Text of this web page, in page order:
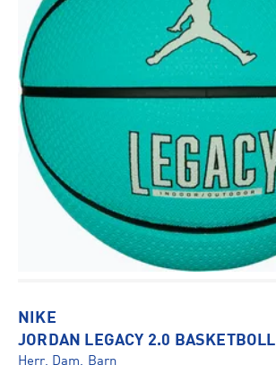
NIKE
JORDAN LEGACY 2.0 BASKETBOLL
Herr, Dam, Barn